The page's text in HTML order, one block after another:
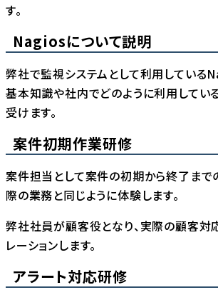
す。
Nagiosについて説明
弊社で監視システムとして利用している
基本知識や社内でどのように利用してい
受けます。
案件初期作業研修
案件担当として案件の初期から終了まで
際の業務と同じように体験します。
弊社社員が顧客役となり、実際の顧客対
レーションします。
アラート対応研修